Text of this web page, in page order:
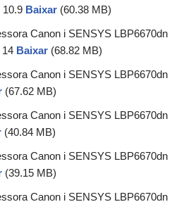
10.9 Baixar (60.38 MB)
Canon i SENSYS LBP6670dn
Baixar (68.82 MB)
Canon i SENSYS LBP6670dn
(67.62 MB)
Canon i SENSYS LBP6670dn
(40.84 MB)
Canon i SENSYS LBP6670dn
(39.15 MB)
Canon i SENSYS LBP6670dn